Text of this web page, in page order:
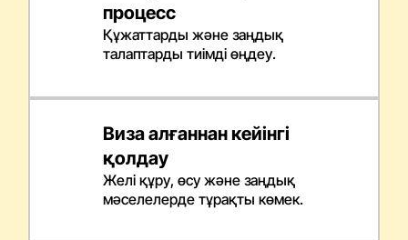
процесс
Құжаттарды және заңдық
талаптарды тиімді өңдеу.
Виза алғаннан кейінгі
қолдау
Желі құру, өсу және заңдық
мәселелерде тұрақты көмек.